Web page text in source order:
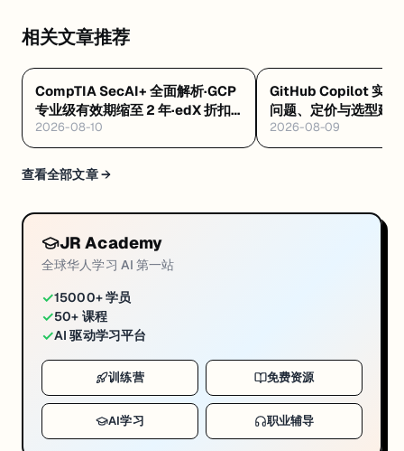
相关文章推荐
CompTIA SecAI+ 全面解析·GCP
专业级有效期缩至 2 年·edX 折扣
码 8/12 到期
2026-08-10
GitHub Copilot 实战
问题、定价与选型建议
2026-08-09
查看全部文章 →
JR Academy
全球华人学习 AI 第一站
✓15000+ 学员
✓50+ 课程
✓AI 驱动学习平台
训练营 免费资源
AI学习 职业辅导